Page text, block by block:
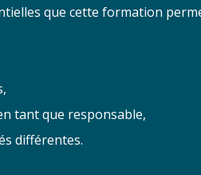
que cette formation
tant que responsable,
différentes.